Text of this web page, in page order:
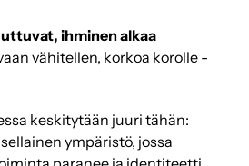
ihminen alkaa
vähitellen, korkoa korolle -
keskitytään juuri tähän:
ympäristö, jossa